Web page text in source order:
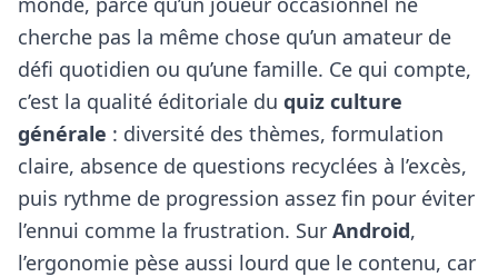
cherche pas la même chose qu’un amateur de
défi quotidien ou qu’une famille. Ce qui compte,
c’est la qualité éditoriale du quiz culture
générale : diversité des thèmes, formulation
claire, absence de questions recyclées à l’excès,
puis rythme de progression assez fin pour éviter
l’ennui comme la frustration. Sur Android,
l’ergonomie pèse aussi lourd que le contenu, car